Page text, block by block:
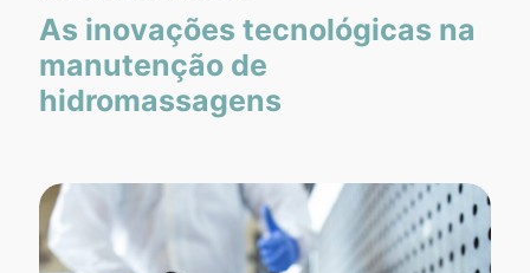
As inovações tecnológicas na
manutenção de
hidromassagens